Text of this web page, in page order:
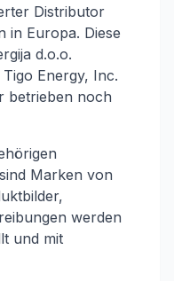
Distributor
in Europa. Diese
d.o.o.
Energy, Inc.
betrieben noch
Marken von
werden
und mit